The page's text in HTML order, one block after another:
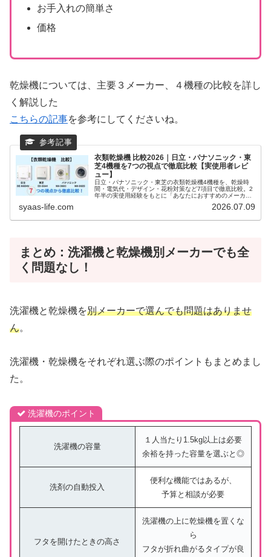
お手入れの簡単さ
価格
乾燥機については、主要３メーカー、４機種の比較を詳し
く解説した
こちらの記事を参考にしてくださいね。
衣類乾燥機 比較2026｜日立・パナソニック・東
芝4機種を7つの視点で徹底比較【実使用者レビ
ュー】
日立・パナソニック・東芝の衣類乾燥機4機種を、乾燥時
間・電気代・デザイン・花粉対策など7項目で徹底比較。2
年半の実使用経験をもとに「あなたにおすすめのメーカ
syaas-life.com 2026.07.09
まとめ：洗濯機と乾燥機別メーカーでも全
く問題なし！
洗濯機と乾燥機を別メーカーで選んでも問題はありませ
ん。
洗濯機・乾燥機をそれぞれ選ぶ際のポイントもまとめまし
た。
洗濯機のポイント
洗濯機の容量
１人当たり1.5kg以上は必要
余裕を持った容量を選ぶと◎
洗剤の自動投入
便利な機能ではあるが、
予算と相談が必要
フタを開けたときの高さ
洗濯機の上に乾燥機を置くな
ら
フタが折れ曲がるタイプが良